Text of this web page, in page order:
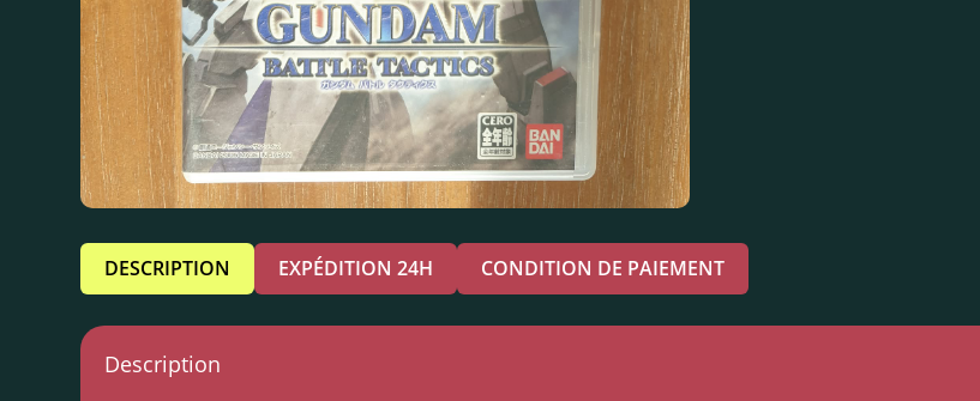
DESCRIPTION EXPÉDITION 24H CONDITION DE PAIEMENT
Description